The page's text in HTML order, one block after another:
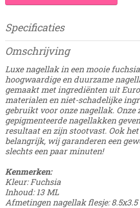
Specificaties
Productcode
Damesdingetjes-549
Omschrijving
Luxe nagellak in een mooie
hoogwaardige en duurzame
gemaakt met ingrediënten uit
materialen en niet-schadelijke
gebruikt voor onze nagellak. Onze
gepigmenteerde nagellakken
resultaat en zijn stootvast. Ook
belangrijk, wij garanderen een
slechts een paar minuten!
Kenmerken:
Kleur: Fuchsia
Inhoud: 13 ML
Afmetingen nagellak flesje: 8.5x3.5